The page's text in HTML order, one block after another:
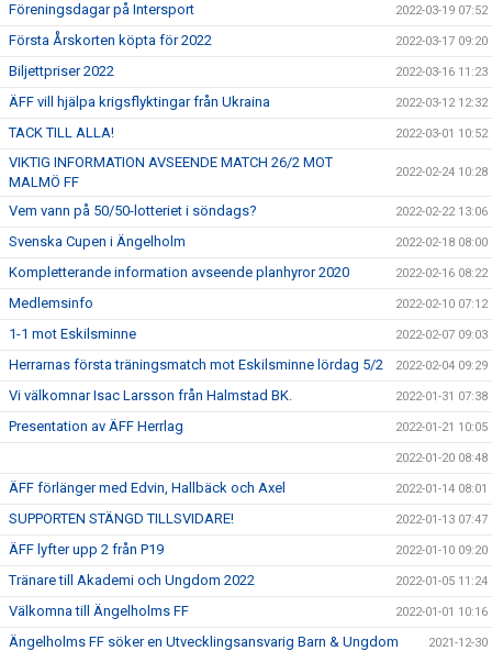
Föreningsdagar på Intersport 2022-03-19 07:52
Första Årskorten köpta för 2022 2022-03-17 09:20
Biljettpriser 2022 2022-03-16 11:23
ÄFF vill hjälpa krigsflyktingar från Ukraina 2022-03-12 12:32
TACK TILL ALLA! 2022-03-01 10:52
VIKTIG INFORMATION AVSEENDE MATCH 26/2 MOT
MALMÖ FF
2022-02-24 10:28
Vem vann på 50/50-lotteriet i söndags? 2022-02-22 13:06
Svenska Cupen i Ängelholm 2022-02-18 08:00
Kompletterande information avseende planhyror 2020 2022-02-16 08:22
Medlemsinfo 2022-02-10 07:12
1-1 mot Eskilsminne 2022-02-07 09:03
Herrarnas första träningsmatch mot Eskilsminne lördag 5/2 2022-02-04 09:29
Vi välkomnar Isac Larsson från Halmstad BK. 2022-01-31 07:38
Presentation av ÄFF Herrlag 2022-01-21 10:05
2022-01-20 08:48
ÄFF förlänger med Edvin, Hallbäck och Axel 2022-01-14 08:01
SUPPORTEN STÄNGD TILLSVIDARE! 2022-01-13 07:47
ÄFF lyfter upp 2 från P19 2022-01-10 09:20
Tränare till Akademi och Ungdom 2022 2022-01-05 11:24
Välkomna till Ängelholms FF 2022-01-01 10:16
Ängelholms FF söker en Utvecklingsansvarig Barn & Ungdom 2021-12-30